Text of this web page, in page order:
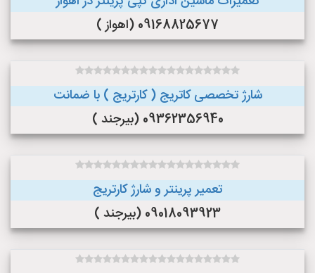
09168825677 (اهواز )
شارژ تخصصی کاتریج ( کارتریج ) با ضمانت
09362356940 (بیرجند )
تعمیر پرینتر و شارژ کارتریج
09018093923 (بیرجند )